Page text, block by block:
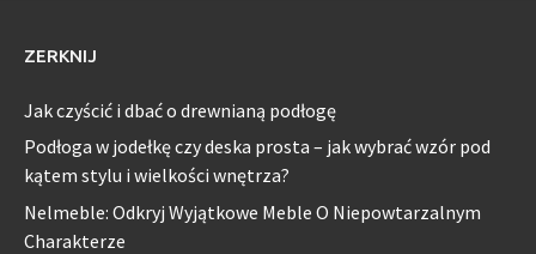
ZERKNIJ
Jak czyścić i dbać o drewnianą podłogę
Podłoga w jodełkę czy deska prosta – jak wybrać wzór pod
kątem stylu i wielkości wnętrza?
Nelmeble: Odkryj Wyjątkowe Meble O Niepowtarzalnym
Charakterze